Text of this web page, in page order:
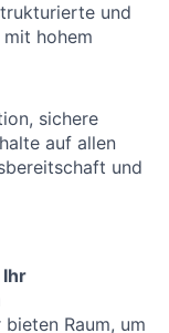
und
hohem
sichere
auf allen
und
Ihr
Raum, um